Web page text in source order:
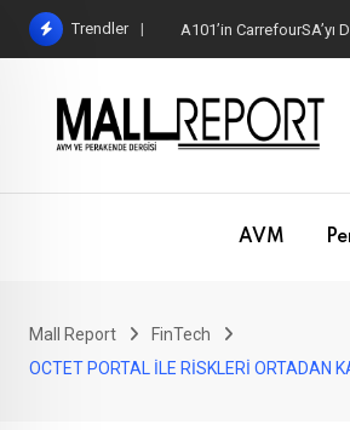
Skip
Trendler A101’in CarrefourSA’yı
AVM
Mall Report
FinTech
OCTET PORTAL İLE RİSKLERİ ORTADAN